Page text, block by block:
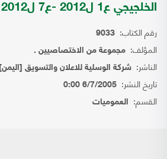
الخلجيجي ع1 ل2012 -ع7 ل2012
رقم الكتاب: 9033
المؤلف: مجموعة من الاختصاصيين .
الناشر: شركة الوسلية للاعلان والتسويق [اليمن]
تاريخ النشر: 6/7/2005 0:00
القسم: العموميات